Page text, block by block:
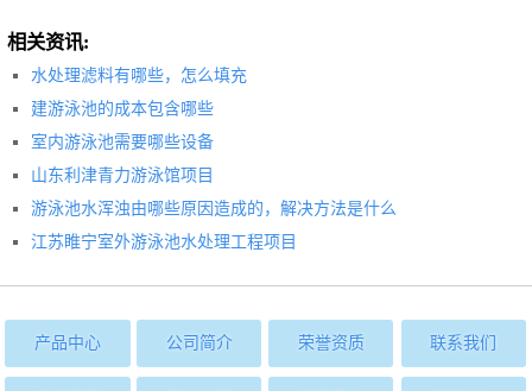
相关资讯:
水处理滤料有哪些，怎么填充
建游泳池的成本包含哪些
室内游泳池需要哪些设备
山东利津青力游泳馆项目
游泳池水浑浊由哪些原因造成的，解决方法是什么
江苏睢宁室外游泳池水处理工程项目
产品中心 公司简介 荣誉资质 联系我们